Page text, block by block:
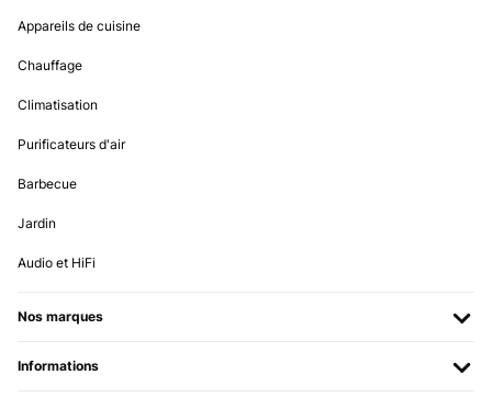
Appareils de cuisine
Chauffage
Climatisation
Purificateurs d'air
Barbecue
Jardin
Audio et HiFi
Nos marques
Informations